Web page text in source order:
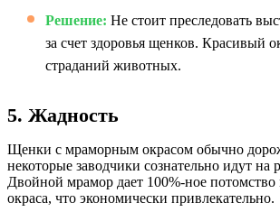
Решение: Не стоит преследовать
за счет здоровья щенков. Красивый
страданий животных.
5. Жадность
Щенки с мраморным окрасом обычно
некоторые заводчики сознательно идут
Двойной мрамор дает 100%-ное
окраса, что экономически привлекательно.